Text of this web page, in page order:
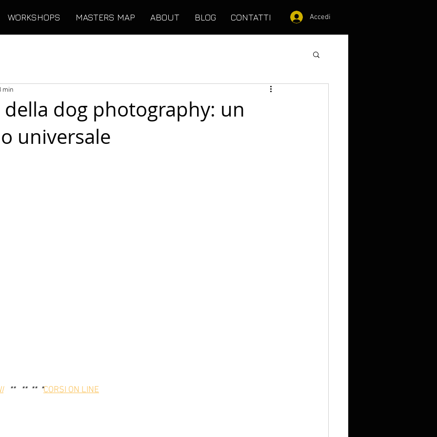
WORKSHOPS MASTERS MAP ABOUT BLOG CONTATTI Accedi
della dog photography: un
universale
min
   **
   **
  **
  *
CORSI ON LINE